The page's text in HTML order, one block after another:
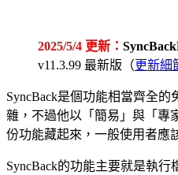
2025/5/4 更新：
v11.3.99 最新版（更新細
SyncBack是個功能相當齊全
雜，不過他以「簡易」與「專
份功能藏起來，一般使用者應
SyncBack的功能主要就是執行